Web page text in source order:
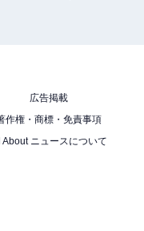
「20代女性俳優」ラン
広告掲載
作権・商標・免責事項
About ニュースについて